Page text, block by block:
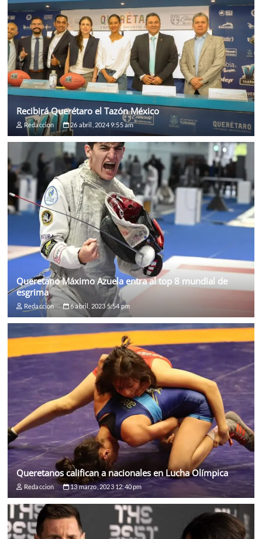
Recibirá Querétaro el Tazón México
Redaccion 26 abril, 2024 9:55 am
Queretano Máximo Azuela entra al top 8 mundial de
esgrima
Redaccion 6 abril, 2023 5:54 pm
Queretanos califican a nacionales en Lucha Olímpica
Redaccion 13 marzo, 2023 12:40 pm